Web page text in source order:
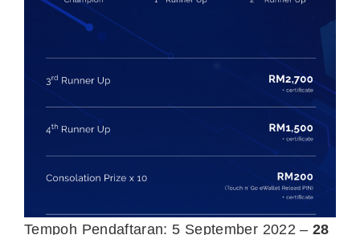
Tempoh Pendaftaran: 5 September 2022 –28